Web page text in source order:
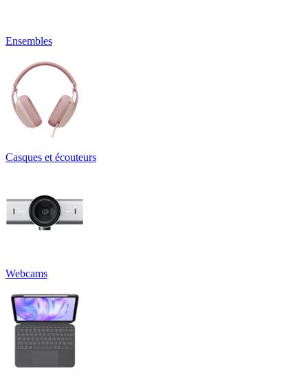
Ensembles
Casques et écouteurs
Webcams